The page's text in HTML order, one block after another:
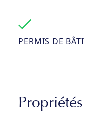
PERMIS DE